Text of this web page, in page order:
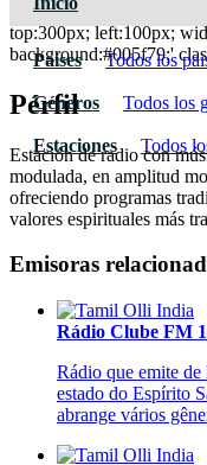
Paises Todos los
Géneros Todos los
Estaciones Todos
Dinámica 92.9 FM -
top:300px; left:100px;
background:#005f79;'
Pérfil
Estación de radio con
modulada, en amplitud
ofreciendo programas
valores espirituales más
Emisoras
Rádio Clube FM
Rádio que emite de
estado do Espírito
abrange vários